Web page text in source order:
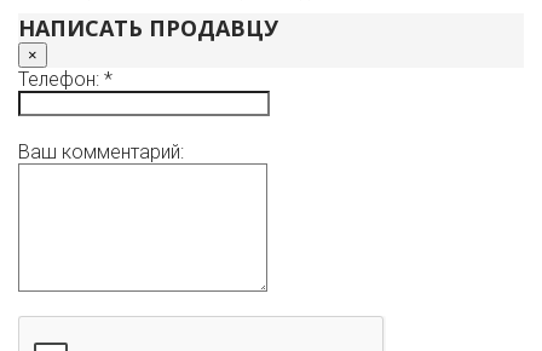
квартиры. Просмотры в удобное для вас время по
договоренности. Виталия.
НАПИСАТЬ ПРОДАВЦУ
×
Телефон: *
Ваш комментарий: